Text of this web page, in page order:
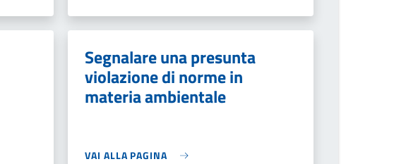
Segnalare una presunta
violazione di norme in
materia ambientale
VAI ALLA PAGINA